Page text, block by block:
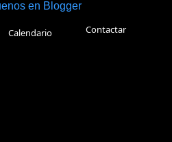
Calendario Contactar